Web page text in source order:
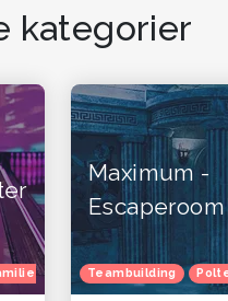
kategorier
Børnefødselsdag
Maximum -
Escaperoom
Teambuilding